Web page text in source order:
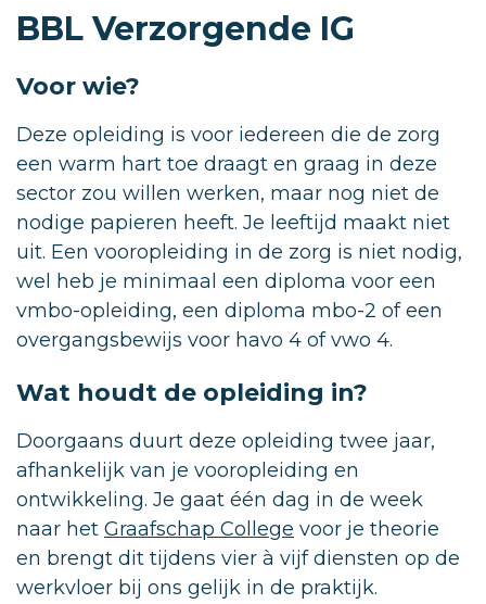
BBL Verzorgende IG
Voor wie?
Deze opleiding is voor iedereen die de zorg
een warm hart toe draagt en graag in deze
sector zou willen werken, maar nog niet de
nodige papieren heeft. Je leeftijd maakt niet
uit. Een vooropleiding in de zorg is niet nodig,
wel heb je minimaal een diploma voor een
vmbo-opleiding, een diploma mbo-2 of een
overgangsbewijs voor havo 4 of vwo 4.
Wat houdt de opleiding in?
Doorgaans duurt deze opleiding twee jaar,
afhankelijk van je vooropleiding en
ontwikkeling. Je gaat één dag in de week
naar het Graafschap College voor je theorie
en brengt dit tijdens vier à vijf diensten op de
werkvloer bij ons gelijk in de praktijk.